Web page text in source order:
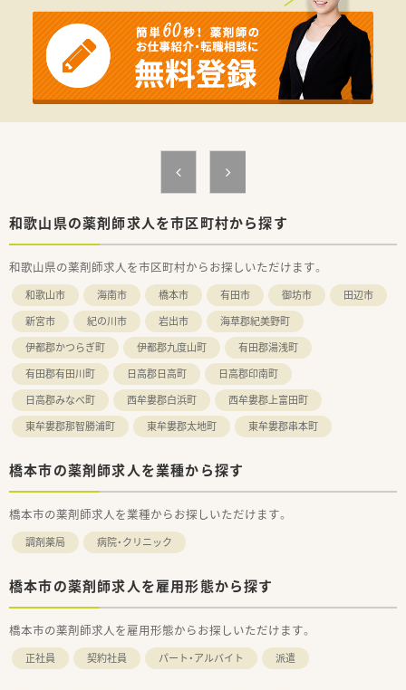
和歌山県の薬剤師求人を市区町村から探す
和歌山県の薬剤師求人を市区町村からお探しいただけます。
和歌山市 海南市 橋本市 有田市 御坊市
田辺市
新宮市
紀の川市 岩出市
海草郡紀美野町
伊都郡かつらぎ町
伊都郡九度山町
有田郡湯浅町
有田郡有田川町
日高郡日高町
日高郡印南町
日高郡みなべ町
西牟婁郡白浜町
西牟婁郡上富田町
東牟婁郡那智勝浦町
東牟婁郡太地町 東牟婁郡串本町
橋本市の薬剤師求人を業種から探す
橋本市の薬剤師求人を業種からお探しいただけます。
調剤薬局 病院・クリニック
橋本市の薬剤師求人を雇用形態から探す
橋本市の薬剤師求人を雇用形態からお探しいただけます。
正社員 契約社員 パート・アルバイト 派遣